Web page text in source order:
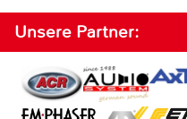
Unsere Partner: